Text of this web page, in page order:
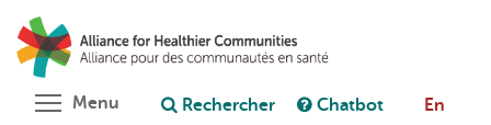
Aller
au
contenu
principal
Poser une question au chatbot
Menu Toggle menu visibility
Rechercher Chatbot En